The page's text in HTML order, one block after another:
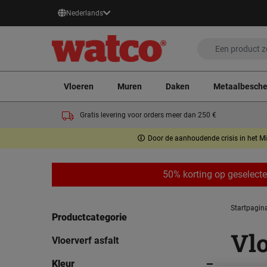
Nederlands
Vloeren Muren Daken
Gratis levering voor orders meer dan 250 €
Door de aanhoudende crisis in het
50% korting op
Productcategorie
Vloerverf asfalt
Kleur